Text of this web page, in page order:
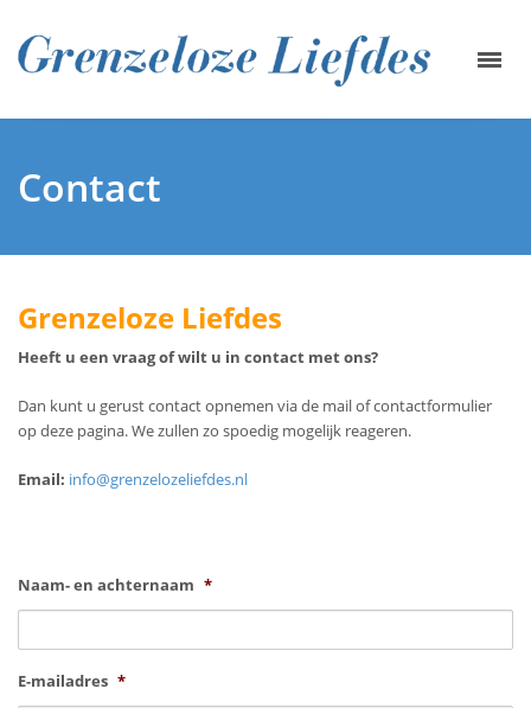
Contact
Grenzeloze Liefdes
Heeft u een vraag of wilt u in contact met ons?
Dan kunt u gerust contact opnemen via de mail of contactformulier
op deze pagina. We zullen zo spoedig mogelijk reageren.
Email: info@grenzelozeliefdes.nl
Naam- en achternaam *
E-mailadres *